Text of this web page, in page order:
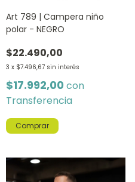
Art 789 | Campera niño
polar - NEGRO
$22.490,00
3 x $7.496,67 sin interés
$17.992,00 con
Transferencia
Comprar